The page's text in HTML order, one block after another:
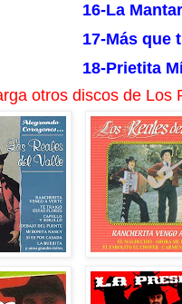
16-La
17-Más que
18-Prietita
otros discos de Los